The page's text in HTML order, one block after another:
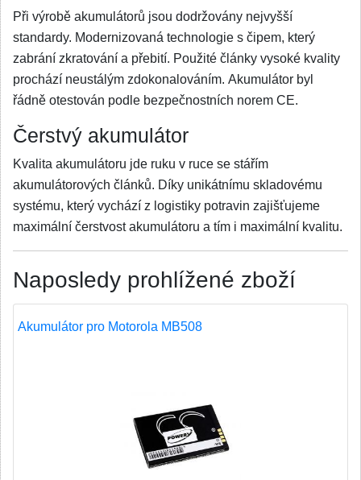
Při výrobě akumulátorů jsou dodržovány nejvyšší
standardy. Modernizovaná technologie s čipem, který
zabrání zkratování a přebití. Použité články vysoké kvality
prochází neustálým zdokonalováním. Akumulátor byl
řádně otestován podle bezpečnostních norem CE.
Čerstvý akumulátor
Kvalita akumulátoru jde ruku v ruce se stářím
akumulátorových článků. Díky unikátnímu skladovému
systému, který vychází z logistiky potravin zajišťujeme
maximální čerstvost akumulátoru a tím i maximální kvalitu.
Naposledy prohlížené zboží
Akumulátor pro Motorola MB508